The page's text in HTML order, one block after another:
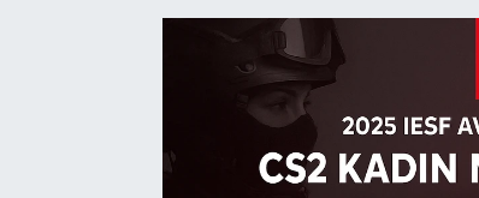
Buz Hokeyi